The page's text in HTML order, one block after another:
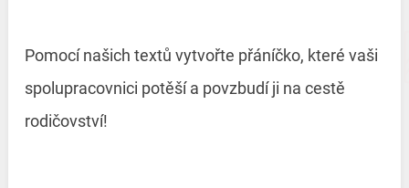
Pomocí našich textů vytvořte přáníčko, které vaši
spolupracovnici potěší a povzbudí ji na cestě
rodičovství!